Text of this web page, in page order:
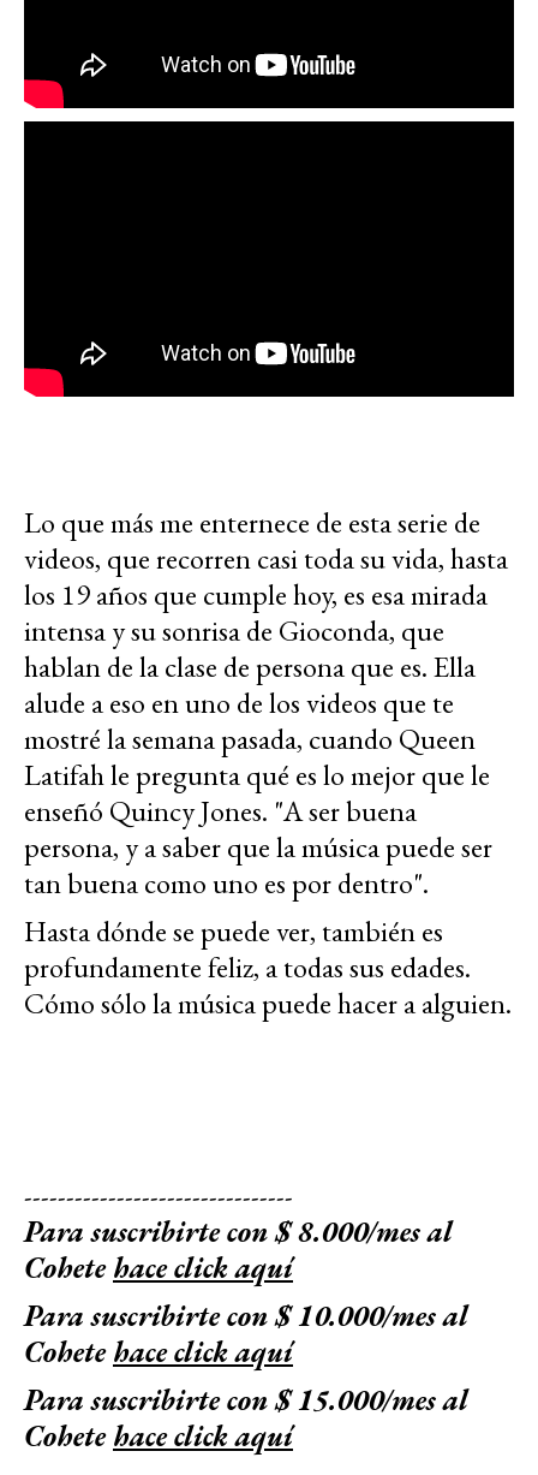
Lo que más me enternece de esta serie de
videos, que recorren casi toda su vida, hasta
los 19 años que cumple hoy, es esa mirada
intensa y su sonrisa de Gioconda, que
hablan de la clase de persona que es. Ella
alude a eso en uno de los videos que te
mostré la semana pasada, cuando Queen
Latifah le pregunta qué es lo mejor que le
enseñó Quincy Jones. "A ser buena
persona, y a saber que la música puede ser
tan buena como uno es por dentro".
Hasta dónde se puede ver, también es
profundamente feliz, a todas sus edades.
Cómo sólo la música puede hacer a alguien.
--------------------------------
Para suscribirte con $ 8.000/mes al
Cohetehace click aquí
Para suscribirte con $ 10.000/mes al
Cohetehace click aquí
Para suscribirte con $ 15.000/mes al
Cohetehace click aquí